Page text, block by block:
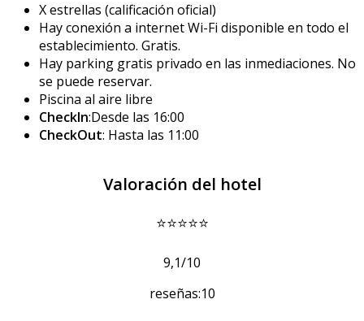
X estrellas (calificación oficial)
Hay conexión a internet Wi-Fi disponible en todo el
establecimiento. Gratis.
Hay parking gratis privado en las inmediaciones. No
se puede reservar.
Piscina al aire libre
CheckIn:Desde las 16:00
CheckOut: Hasta las 11:00
Valoración del hotel
⭐⭐⭐⭐⭐
9,1/10
reseñas:10